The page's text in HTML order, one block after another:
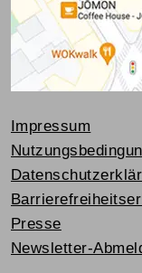
Impressum
Presse
Newsletter-